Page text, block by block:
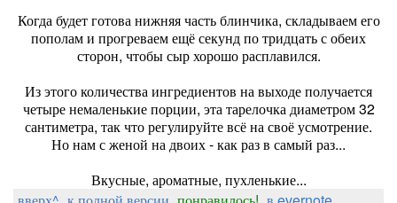
Когда будет готова нижняя часть блинчика, складываем его
пополам и прогреваем ещё секунд по тридцать с обеих
сторон, чтобы сыр хорошо расплавился.
Из этого количества ингредиентов на выходе получается
четыре немаленькие порции, эта тарелочка диаметром 32
сантиметра, так что регулируйте всё на своё усмотрение.
Но нам с женой на двоих - как раз в самый раз...
Вкусные, ароматные, пухленькие...